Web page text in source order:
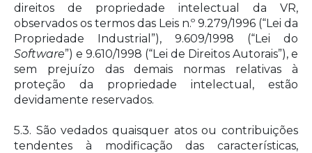
direitos de propriedade intelectual da VR,
observados os termos das Leis n.º 9.279/1996 (“Lei da
Propriedade Industrial”), 9.609/1998 (“Lei do
Software”) e 9.610/1998 (“Lei de Direitos Autorais”), e
sem prejuízo das demais normas relativas à
proteção da propriedade intelectual, estão
devidamente reservados.
5.3. São vedados quaisquer atos ou contribuições
tendentes à modificação das características,